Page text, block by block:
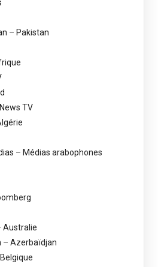
– Pakistan
TV
– Médias arabophones
Australie
– Azerbaïdjan